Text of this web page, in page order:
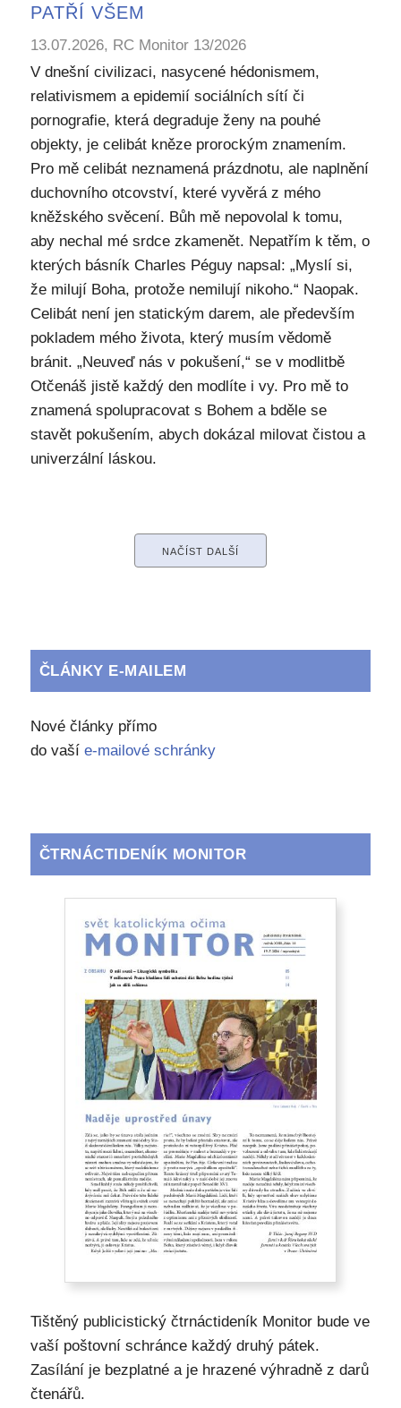
PATŘÍ VŠEM
13.07.2026, RC Monitor 13/2026
V dnešní civilizaci, nasycené hédonismem,
relativismem a epidemií sociálních sítí či
pornografie, která degraduje ženy na pouhé
objekty, je celibát kněze prorockým znamením.
Pro mě celibát neznamená prázdnotu, ale naplnění
duchovního otcovství, které vyvěrá z mého
kněžského svěcení. Bůh mě nepovolal k tomu,
aby nechal mé srdce zkamenět. Nepatřím k těm, o
kterých básník Charles Péguy napsal: „Myslí si,
že milují Boha, protože nemilují nikoho.“ Naopak.
Celibát není jen statickým darem, ale především
pokladem mého života, který musím vědomě
bránit. „Neuveď nás v pokušení,“ se v modlitbě
Otčenáš jistě každý den modlíte i vy. Pro mě to
znamená spolupracovat s Bohem a bděle se
stavět pokušením, abych dokázal milovat čistou a
univerzální láskou.
NAČÍST DALŠÍ
ČLÁNKY E-MAILEM
Nové články přímo
do vaší e-mailové schránky
ČTRNÁCTIDENÍK MONITOR
Tištěný publicistický čtrnáctideník Monitor bude ve
vaší poštovní schránce každý druhý pátek.
Zasílání je bezplatné a je hrazené výhradně z darů
čtenářů.